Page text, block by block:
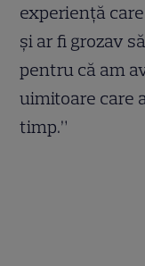
experiență
și ar fi grozav
pentru că am
uimitoare care
timp.”